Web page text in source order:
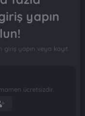
yapın
yapın veya kayıt
ücretsizdir.